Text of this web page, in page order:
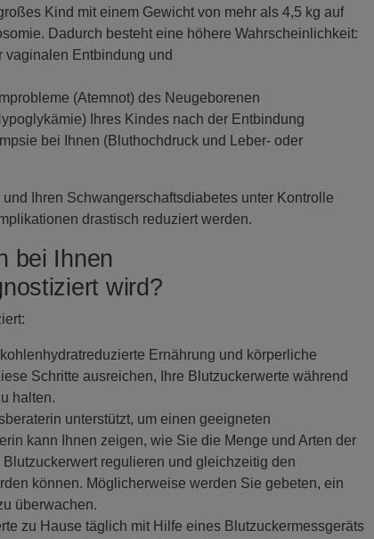
Kind mit einem Gewicht von mehr als 4,5 kg auf
Dadurch besteht eine höhere Wahrscheinlichkeit:
vaginalen Entbindung und
(Atemnot) des Neugeborenen
Ihres Kindes nach der Entbindung
bei Ihnen (Bluthochdruck und Leber- oder
Ihren Schwangerschaftsdiabetes unter Kontrolle
drastisch reduziert werden.
bei Ihnen
wird?
Ernährung und körperliche
Schritte ausreichen, Ihre Blutzuckerwerte während
halten.
unterstützt, um einen geeigneten
kann Ihnen zeigen, wie Sie die Menge und Arten der
regulieren und gleichzeitig den
können. Möglicherweise werden Sie gebeten, ein
überwachen.
zu Hause täglich mit Hilfe eines Blutzuckermessgeräts